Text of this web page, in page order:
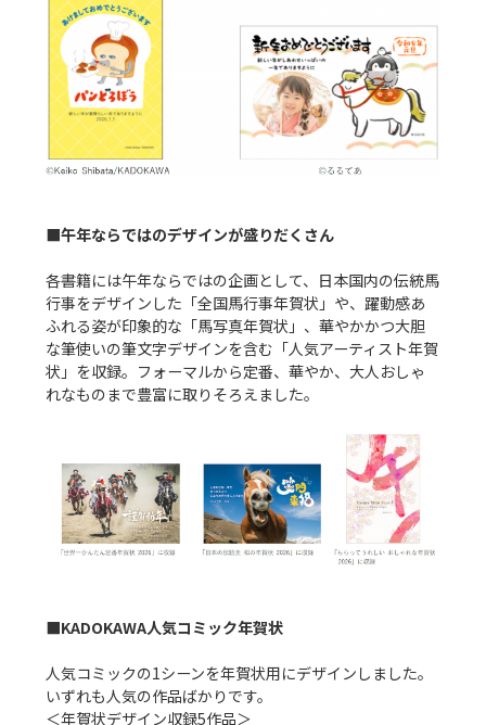
■午年ならではのデザインが盛りだくさん
各書籍には午年ならではの企画として、日本国内の伝統馬
行事をデザインした「全国馬行事年賀状」や、躍動感あ
ふれる姿が印象的な「馬写真年賀状」、華やかかつ大胆
な筆使いの筆文字デザインを含む「人気アーティスト年賀
状」を収録。フォーマルから定番、華やか、大人おしゃ
れなものまで豊富に取りそろえました。
■KADOKAWA人気コミック年賀状
人気コミックの1シーンを年賀状用にデザインしました。
いずれも人気の作品ばかりです。
＜年賀状デザイン収録5作品＞